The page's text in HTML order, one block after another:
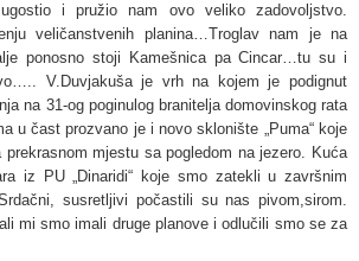
i pružio nam ovo veliko zadovoljstvo.
veličanstvenih planina…Troglav nam je na
ponosno stoji Kamešnica pa Cincar…tu su i
V.Duvjakuša je vrh na kojem je podignut
na 31-og poginulog branitelja domovinskog rata
u čast prozvano je i novo sklonište „Puma“ koje
mjestu sa pogledom na jezero. Kuća
iz PU „Dinaridi“ koje smo zatekli u završnim
susretljivi počastili su nas pivom,sirom.
mi smo imali druge planove i odlučili smo se za